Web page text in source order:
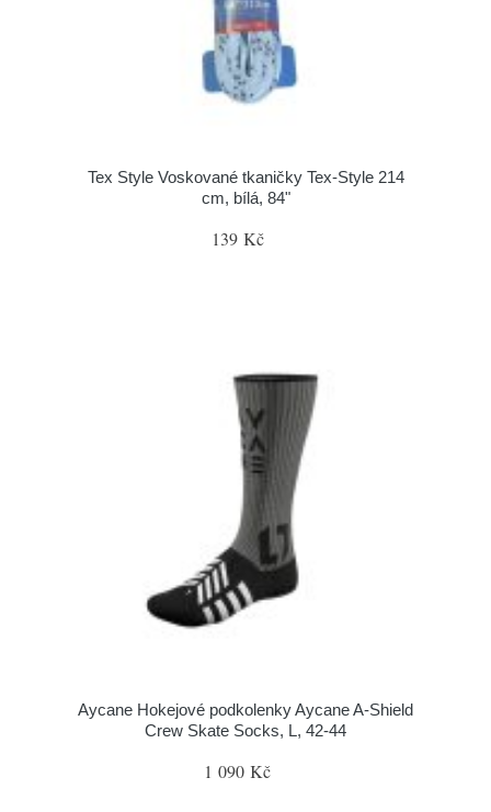
Tex Style Voskované tkaničky Tex-Style 214
cm, bílá, 84"
139 Kč
Aycane Hokejové podkolenky Aycane A-Shield
Crew Skate Socks, L, 42-44
1 090 Kč